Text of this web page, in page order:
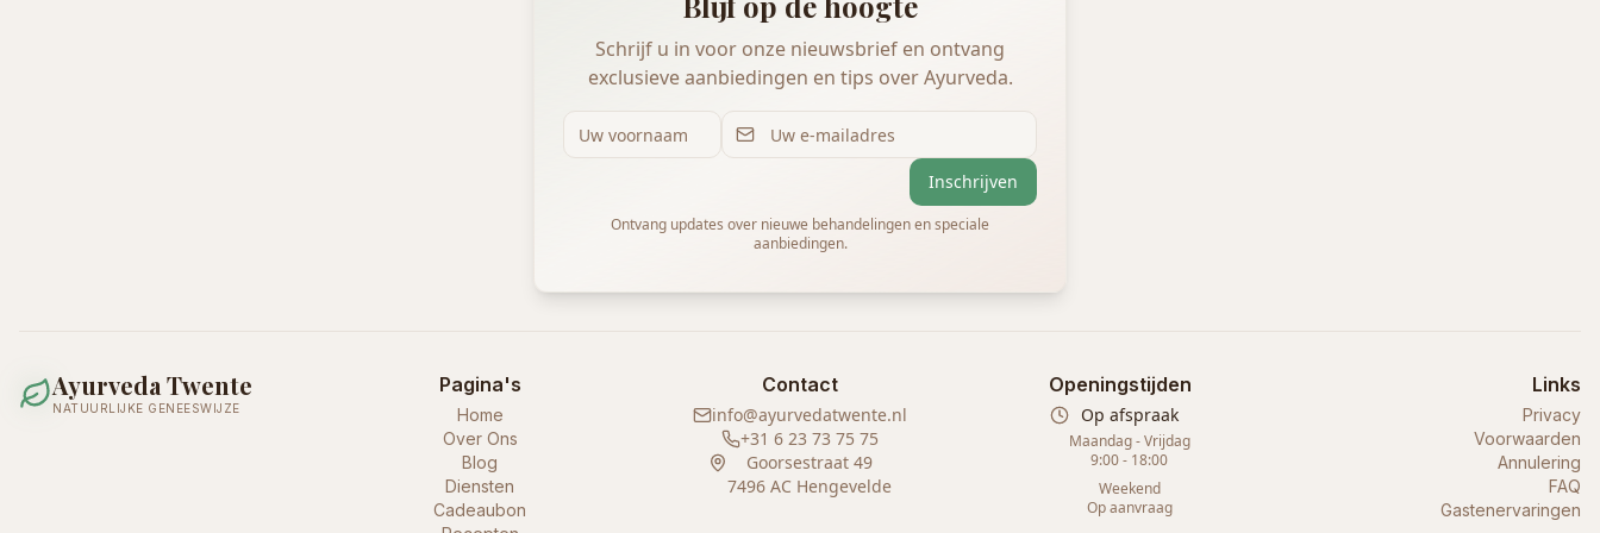
Schrijf u in voor onze nieuwsbrief en ontvang
exclusieve aanbiedingen en tips over Ayurveda.
Inschrijven
Ontvang updates over nieuwe behandelingen en speciale
aanbiedingen.
Ayurveda Twente
NATUURLIJKE GENEESWIJZE
Pagina's
Home
Over Ons
Blog
Diensten
Cadeaubon
Contact
info@ayurvedatwente.nl
+31 6 23 73 75 75
Goorsestraat 49
7496 AC Hengevelde
Openingstijden
Op afspraak
Maandag - Vrijdag
9:00 - 18:00
Weekend
Op aanvraag
Links
Privacy
Voorwaarden
Annulering
FAQ
Gastenervaringen